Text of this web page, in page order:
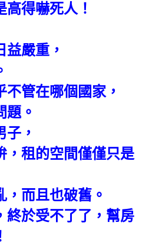
得嚇死人！
益嚴重，
管在哪個國家，
題。
子，
，租的空間僅僅只是
，而且也破舊。
終於受不了了，幫房